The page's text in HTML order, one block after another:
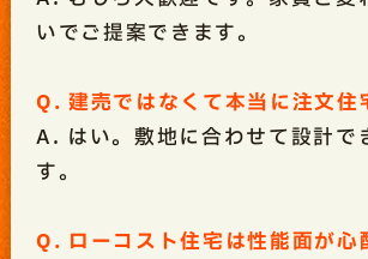
いでご提案できます。
Q. 建売ではなくて本当に注文住
A. はい。敷地に合わせて設計で
す。
Q. ローコスト住宅は性能面が